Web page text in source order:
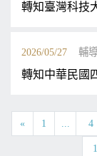
轉知臺灣科技
2026/05/27 輔
轉知中華民國
« 1 ... 4